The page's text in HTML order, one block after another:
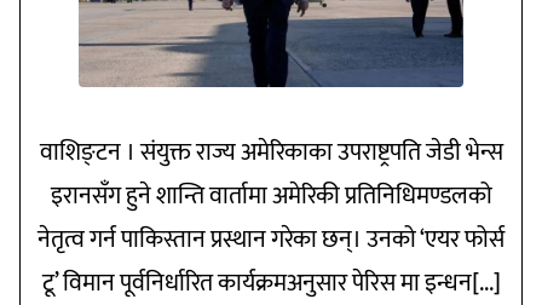
वाशिङ्टन । संयुक्त राज्य अमेरिकाका उपराष्ट्रपति जेडी भेन्स
इरानसँग हुने शान्ति वार्तामा अमेरिकी प्रतिनिधिमण्डलको
नेतृत्व गर्न पाकिस्तान प्रस्थान गरेका छन्। उनको ‘एयर फोर्स
टू’ विमान पूर्वनिर्धारित कार्यक्रमअनुसार पेरिस मा इन्धन[...]